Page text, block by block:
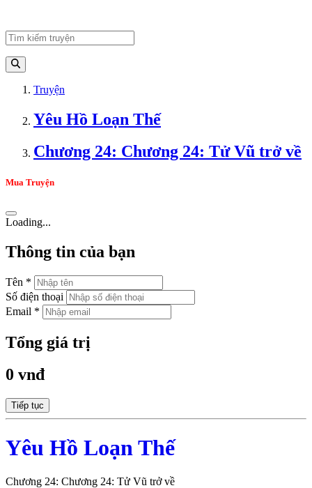
Truyện
Yêu Hồ Loạn Thế
Chương 24: Chương 24: Tử Vũ trở về
Mua Truyện
Loading...
Thông tin của bạn
Tên *
Số điện thoại
Email *
Tổng giá trị
0 vnđ
Tiếp tục
Yêu Hồ Loạn Thế
Chương 24: Chương 24: Tử Vũ trở về